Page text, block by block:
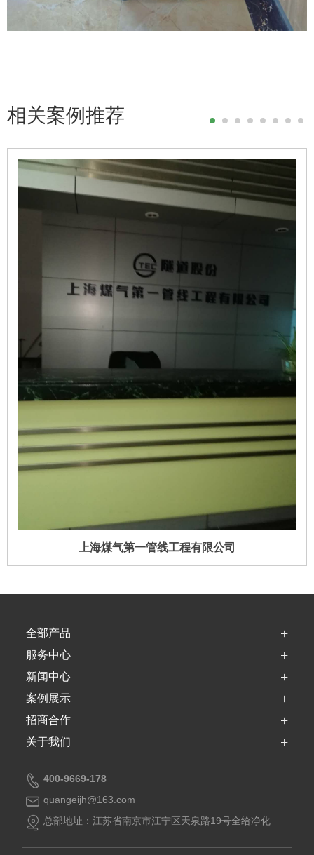
相关案例推荐
上海煤气第一管线工程有限公司
全部产品 +
服务中心 +
新闻中心 +
案例展示 +
招商合作 +
关于我们 +
400-9669-178
quangeijh@163.com
总部地址：江苏省南京市江宁区天泉路19号全给净化